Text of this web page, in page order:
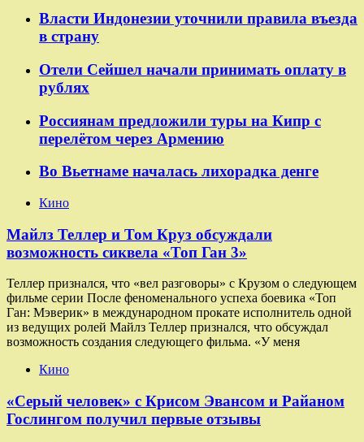
Власти Индонезии уточнили правила въезда
в страну
Отели Сейшел начали принимать оплату в
рублях
Россиянам предложили туры на Кипр с
перелётом через Армению
Во Вьетнаме началась лихорадка денге
Кино
Майлз Теллер и Том Круз обсуждали
возможность сиквела «Топ Ган 3»
Теллер признался, что «вел разговоры» с Крузом о следующем
фильме серии После феноменального успеха боевика «Топ
Ган: Мэверик» в международном прокате исполнитель одной
из ведущих ролей Майлз Теллер признался, что обсуждал
возможность создания следующего фильма. «У меня
Кино
«Серый человек» с Крисом Эвансом и Райаном
Гослингом получил первые отзывы